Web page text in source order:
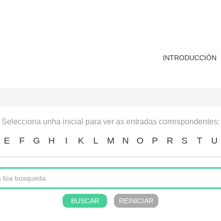
INTRODUCCIÓN
Selecciona unha inicial para ver as entradas correspondentes:
E F G H I K L M N O P R S T U